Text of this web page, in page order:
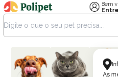
As
Bem
Entre